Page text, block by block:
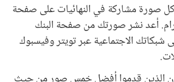
صورة مشاركة في النهائيات على صفحة
أعد نشر صورتك من صفحة البنك
شبكاتك الاجتماعية عبر تويتر وفيسبوك